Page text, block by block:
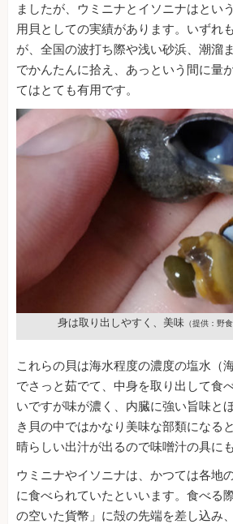
ましたが、ウミニナとイソニナはとい
用貝としての実績があります。いずれ
が、全国の波打ち際や浅い砂浜、潮溜
でかんたんに拾え、あっという間に量
てはとても有用です。
身は取り出しやすく、美味 （提供：野
これらの貝は海水程度の濃度の塩水（
でさっと茹でて、中身を取り出して食
いですが味が濃く、内臓に強い旨味と
き貝の中ではかなり美味な部類になる
晴らしい出汁が出るので味噌汁の具に
ウミニナやイソニナは、かつては各地
に食べられていたといいます。食べる
の空いた貨幣」に殻の先端を差し込み